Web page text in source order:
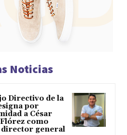
Noticias
Directivo de la
por
a César
como
director general